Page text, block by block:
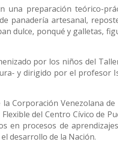
una preparación teórico-
panadería artesanal,
dulce, ponqué y galletas,
por los niños del
y dirigido por el profesor
Corporación Venezolana de
del Centro Cívico de
en procesos de
desarrollo de la Nación.